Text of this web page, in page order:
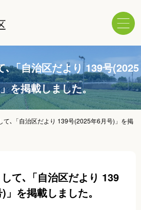
ホーム
回覧情報
のご意見・ご要望
活動報告
､「自治区だより 139号(2025
を掲載しました。
て､「自治区だより 139号(2025年6月号)」を掲
て､「自治区だより 139
を掲載しました。